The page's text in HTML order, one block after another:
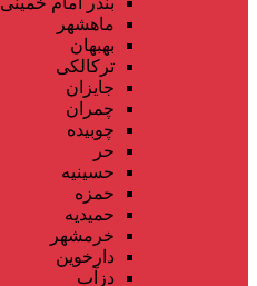
ماهشهر
بهبهان
ترکالکی
جایزان
چمران
چوبیده
حر
حسینیه
حمزه
حمیدیه
خرمشهر
دارخوین
دزآب